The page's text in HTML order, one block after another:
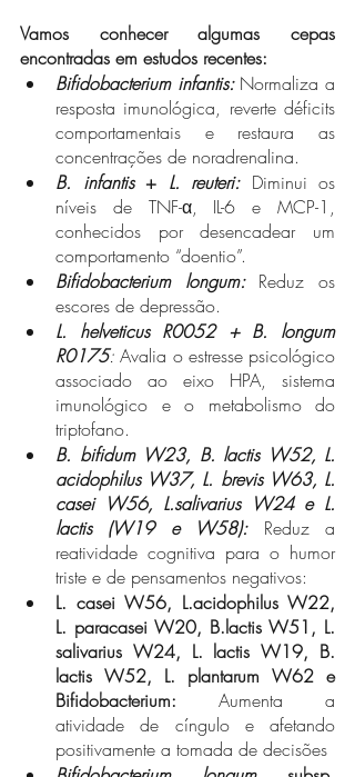
Vamos conhecer algumas cepas
encontradas em estudos recentes:
Bifidobacterium infantis: Normaliza a
resposta imunológica, reverte déficits
comportamentais e restaura as
concentrações de noradrenalina.
B. infantis + L. reuteri: Diminui os
níveis de TNF-α, IL-6 e MCP-1,
conhecidos por desencadear um
comportamento “doentio”.
Bifidobacterium longum:
Reduz os
escores de depressão.
L. helveticus R0052 + B. longum
R0175: Avalia o estresse psicológico
associado ao eixo HPA, sistema
imunológico e o metabolismo do
triptofano.
B. bifidum W23, B. lactis W52, L.
acidophilus W37, L. brevis W63, L.
casei W56, L.salivarius W24 e L.
lactis (W19 e W58): Reduz a
reatividade cognitiva para o humor
triste e de pensamentos negativos:
L. casei W56, L.acidophilus W22,
L. paracasei W20, B.lactis W51, L.
salivarius W24, L. lactis W19, B.
lactis W52, L. plantarum W62 e
Bifidobacterium: Aumenta a
atividade de cíngulo e afetando
positivamente a tomada de decisões